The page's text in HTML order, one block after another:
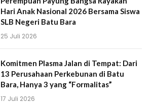
Hari Anak Nasional 2026 Bersama Siswa
SLB Negeri Batu Bara
25 Juli 2026
Komitmen Plasma Jalan di Tempat: Dari
13 Perusahaan Perkebunan di Batu
Bara, Hanya 3 yang “Formalitas”
17 Juli 2026